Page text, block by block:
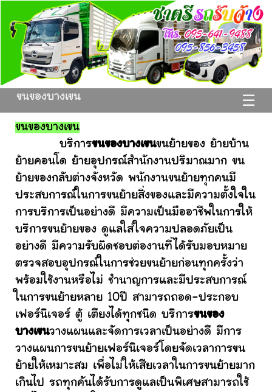
☰
ขนของบางเขน
ขนของบางเขน
บริการขนของบางเขนขนย้ายของ ย้ายบ้าน
ย้ายคอนโด ย้ายอุปกรณ์สำนักงานปริมาณมาก ขน
ย้ายของกลับต่างจังหวัด พนักงานขนย้ายทุกคนมี
ประสบการณ์ในการขนย้ายสิ่งของและมีความตั้งใจใน
การบริการเป็นอย่างดี มีความเป็นมืออาชีพในการให้
บริการขนย้ายของ ดูแลใส่ใจความปลอดภัยเป็น
อย่างดี มีความรับผิดชอบต่องานที่ได้รับมอบหมาย
ตรวจสอบอุปกรณ์ในการช่วยขนย้ายก่อนทุกครั้งว่า
พร้อมใช้งานหรือไม่ ชำนาญการและมีประสบการณ์
ในการขนย้ายหลาย 10ปี สามารถถอด-ประกอบ
เฟอร์นิเจอร์ ตู้ เตียงได้ทุกชนิด บริการขนของ
บางเขนวางแผนและจัดการเวลาเป็นอย่างดี มีการ
วางแผนการขนย้ายเฟอร์นิเจอร์โดยจัดเวลาการขน
ย้ายให้เหมาะสม เพื่อไม่ให้เสียเวลาในการขนย้ายมาก
เกินไป รถทุกคันได้รับการดูแลเป็นพิเศษสามารถใช้